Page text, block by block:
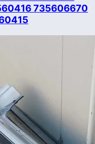
735606670